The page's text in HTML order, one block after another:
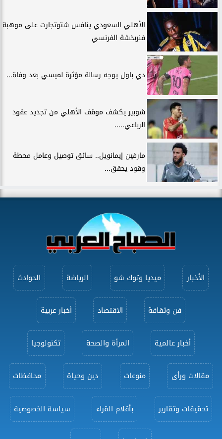
الأهلي السعودي ينافس شتوتجارت على موهبة
فنربخشة الفرنسي
دي باول يوجه رسالة مؤثرة لميسي بعد وفاة...
شوبير يكشف موقف الأهلي من تجديد عقود
الرباعي.....
مارفين إيمانويل.. سائق توصيل وعامل محطة
وقود يحقق...
الأخبار ميديا وتوك شو الرياضة الحوادث
فن وثقافة الاقتصاد أخبار عربية
أخبار عالمية المرأة والصحة تكنولوجيا
مقالات ورأى منوعات دين وحياة محافظات
تحقيقات وتقارير بأقلام القراء سياسة الخصوصية